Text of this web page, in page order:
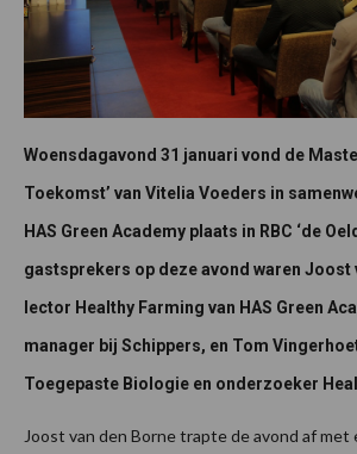
Woensdagavond 31 januari vond de
Toekomst’ van Vitelia Voeders in
HAS Green Academy plaats in RBC ‘de
gastsprekers op deze avond waren Joost
lector Healthy Farming van HAS Green
manager bij Schippers, en Tom
Toegepaste Biologie en onderzoeker
Joost van den Borne trapte de avond af met